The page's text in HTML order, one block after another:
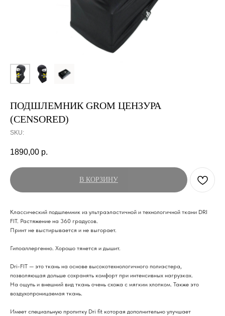
ПОДШЛЕМНИК GROM ЦЕНЗУРА
(CENSORED)
SKU:
1890,00 р.
В КОРЗИНУ
Классический подшлемник из ультраэластичной и технологичной ткани DRI
FIT. Растяжение на 360 градусов.
Принт не выстирывается и не выгорает.
Гипоаллергенно. Хорошо тянется и дышит.
Dri-FIT — это ткань на основе высокотехнологичного полиэстера,
позволяющая дольше сохранять комфорт при интенсивных нагрузках.
На ощупь и внешний вид ткань очень схожа с мягким хлопком. Также это
воздухопроницаемая ткань.
Имеет специальную пропитку Dri fit которая дополнительно улучшает